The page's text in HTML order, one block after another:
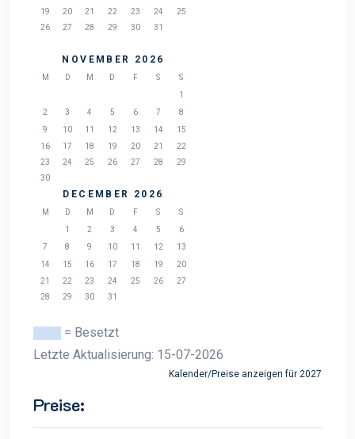
19
20 21 22 23 24
25
26
27 28 29 30 31
NOVEMBER 2026
M D M D F S
S
1
2
3 4 5 6 7
8
9
10 11 12 13 14
15
16
17 18 19 20 21
22
23
24 25 26 27 28
29
30
DECEMBER 2026
M D M D F S
S
1
2 3 4 5
6
7
8 9 10 11 12
13
14
15 16 17 18 19
20
21
22 23 24 25 26
27
28
29 30 31
= Besetzt
Letzte Aktualisierung: 15-07-2026
Kalender/Preise anzeigen für 2027
Preise: